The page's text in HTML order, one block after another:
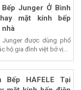
Bếp Junger Ở Bình
mặt kính bếp
được dùng phổ
hộ gia đình việt bở vị...
Bếp HAFELE Tại